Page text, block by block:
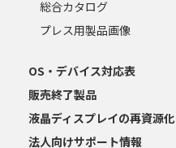
総合カタログ
プレス用製品画像
OS・デバイス対応表
販売終了製品
液晶ディスプレイの再資源化
法人向けサポート情報